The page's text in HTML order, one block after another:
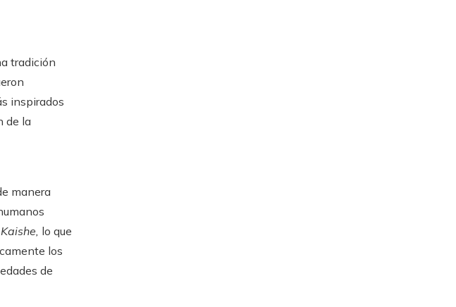
tradición
inspirados
de la
manera
Kaishe, lo que
los
de